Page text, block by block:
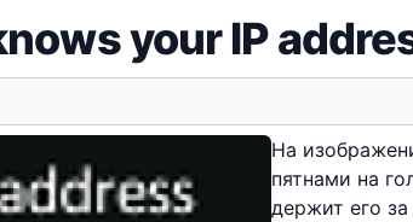
your IP
На
пятнами на
держит его